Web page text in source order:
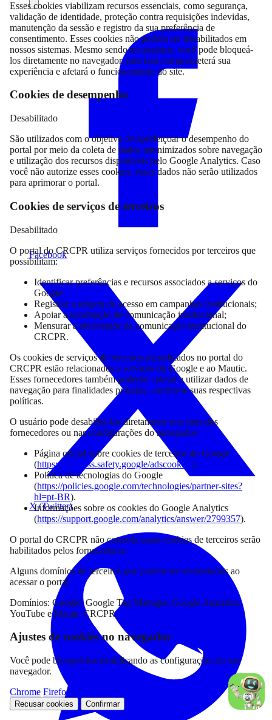
Compartilhar
Facebook
X (Twitter)
Esses cookies viabilizam recursos essenciais, como segurança,
validação de identidade, proteção contra requisições indevidas,
manutenção da sessão e registro da sua preferência de
consentimento. Esses cookies não podem ser desabilitados em
nossos sistemas. Mesmo sendo necessários, você pode bloqueá-
los diretamente no navegador, mas isso comprometerá sua
experiência e afetará o funcionamento do site.
Cookies de desempenho
Desabilitado
São utilizados com o objetivo de aperfeiçoar o desempenho do
portal por meio da coleta de dados anonimizados sobre navegação
e utilização dos recursos disponíveis pelo Google Analytics. Caso
você não autorize esses cookies, esses dados não serão utilizados
para aprimorar o portal.
Cookies de serviços de terceiros
Desabilitado
O portal do CRCPR utiliza serviços fornecidos por terceiros que
possibilitam:
Identificar preferências e recursos associados a serviços do
Google;
Registrar a origem de acesso em campanhas institucionais;
Apoiar a automação de comunicação institucional;
Mensurar a efetividade da comunicação institucional do
CRCPR.
Os cookies de serviços de terceiros identificados no portal do
CRCPR estão relacionados a serviços do Google e ao Mautic.
Esses fornecedores também poderão coletar e utilizar dados de
navegação para finalidades próprias, conforme suas respectivas
políticas.
O usuário pode desabilitá-los diretamente nos sites dos
fornecedores ou nas configurações do navegador.
Página oficial sobre cookies de terceiros do Google
(https://business.safety.google/adscookies ).
Política de tecnologias do Google
(https://policies.google.com/technologies/partner-sites?
hl=pt-BR).
Informações sobre os cookies do Google Analytics
(https://support.google.com/analytics/answer/2799357).
O portal do CRCPR não controla quais cookies de terceiros serão
habilitados pelos fornecedores.
Alguns domínios de terceiros que podem ser encontrados ao
acessar o portal:
Domínios: Google, Google Tag Manager, Google Analytics,
YouTube e Mautic CRCPR.
Ajustes de cookies no navegador
Você pode bloqueá-los modificando as configurações do seu
navegador.
Chrome Firefox
Recusar cookies Confirmar